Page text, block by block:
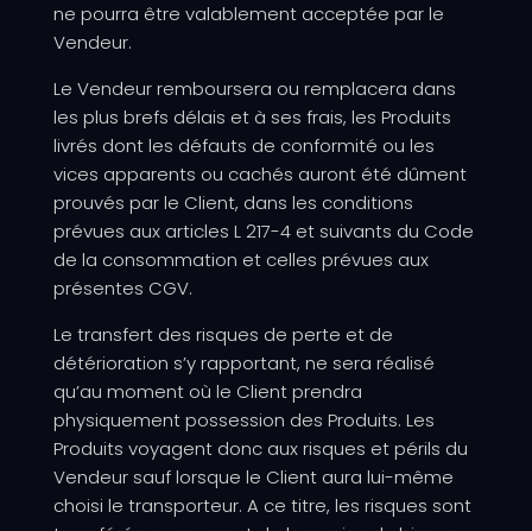
ne pourra être valablement acceptée par le
Vendeur.
Le Vendeur remboursera ou remplacera dans
les plus brefs délais et à ses frais, les Produits
livrés dont les défauts de conformité ou les
vices apparents ou cachés auront été dûment
prouvés par le Client, dans les conditions
prévues aux articles L 217-4 et suivants du Code
de la consommation et celles prévues aux
présentes CGV.
Le transfert des risques de perte et de
détérioration s’y rapportant, ne sera réalisé
qu’au moment où le Client prendra
physiquement possession des Produits. Les
Produits voyagent donc aux risques et périls du
Vendeur sauf lorsque le Client aura lui-même
choisi le transporteur. A ce titre, les risques sont